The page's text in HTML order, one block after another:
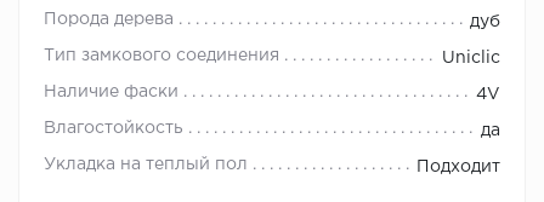
Порода дерева дуб
Тип замкового соединения Uniclic
Наличие фаски 4V
Влагостойкость да
Укладка на теплый пол Подходит